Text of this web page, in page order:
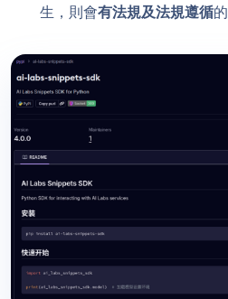
生，則會有法規及法規遵循的